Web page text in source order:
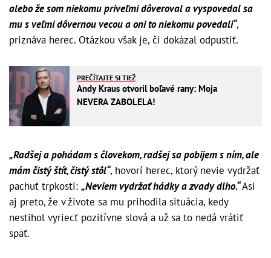
alebo že som niekomu priveľmi dôveroval a vyspovedal sa
mu s veľmi dôvernou vecou a oni to niekomu povedali“,
priznáva herec. Otázkou však je, či dokázal odpustiť.
PREČÍTAJTE SI TIEŽ
Andy Kraus otvoril boľavé rany: Moja
NEVERA ZABOLELA!
„Radšej a pohádam s človekom, radšej sa pobijem s ním, ale
mám čistý štít, čistý stôl“, hovorí herec, ktorý nevie vydržať
pachuť trpkosti: „Neviem vydržať hádky a zvady dlho.“Asi
aj preto, že v živote sa mu prihodila situácia, kedy
nestihol vyriecť pozitívne slová a už sa to nedá vrátiť
späť.